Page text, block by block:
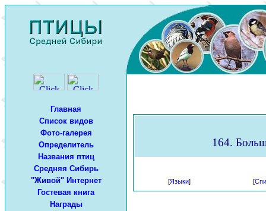
Главная
Список видов
Фото-галерея
Определитель
Названия птиц
Средняя Сибирь
"Живой" Интернет
Гостевая книга
Награды
164.
[Языки] [